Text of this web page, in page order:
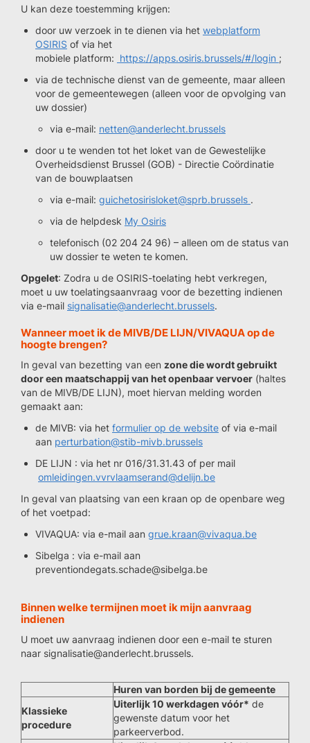
U kan deze toestemming krijgen:
door uw verzoek in te dienen via het webplatform
OSIRIS of via het
mobiele platform: https://apps.osiris.brussels/#/login ;
via de technische dienst van de gemeente, maar alleen
voor de gemeentewegen (alleen voor de opvolging van
uw dossier)
via e-mail: netten@anderlecht.brussels
door u te wenden tot het loket van de Gewestelijke
Overheidsdienst Brussel (GOB) - Directie Coördinatie
van de bouwplaatsen
via e-mail: guichetosirisloket@sprb.brussels .
via de helpdesk My Osiris
telefonisch (02 204 24 96) – alleen om de status van
uw dossier te weten te komen.
Opgelet: Zodra u de OSIRIS-toelating hebt verkregen,
moet u uw toelatingsaanvraag voor de bezetting indienen
via e-mail signalisatie@anderlecht.brussels.
Wanneer moet ik de MIVB/DE LIJN/VIVAQUA op de
hoogte brengen?
In geval van bezetting van een zone die wordt gebruikt
door een maatschappij van het openbaar vervoer (haltes
van de MIVB/DE LIJN), moet hiervan melding worden
gemaakt aan:
de MIVB: via het formulier op de website of via e-mail
aan perturbation@stib-mivb.brussels
DE LIJN : via het nr 016/31.31.43 of per mail
omleidingen.vvrvlaamserand@delijn.be
In geval van plaatsing van een kraan op de openbare weg
of het voetpad:
VIVAQUA: via e-mail aan grue.kraan@vivaqua.be
Sibelga : via e-mail aan
preventiondegats.schade@sibelga.be
Binnen welke termijnen moet ik mijn aanvraag
indienen
U moet uw aanvraag indienen door een e-mail te sturen
naar signalisatie@anderlecht.brussels.
Huren van borden bij de gemeente
Klassieke
procedure
Uiterlijk 10 werkdagen vóór* de
gewenste datum voor het
parkeerverbod.